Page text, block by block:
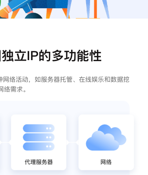
立IP的多功能性
网络活动，如服务器托管、在线娱乐和数据挖
需求。